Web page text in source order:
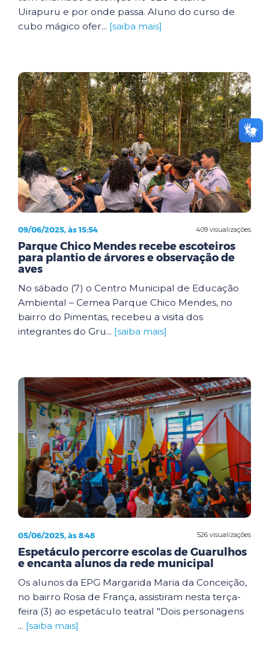
Uirapuru e por onde passa. Aluno do curso de
cubo mágico ofer... [saiba mais]
409 visualizações
09/06/2025, às 15:54
Parque Chico Mendes recebe escoteiros
para plantio de árvores e observação de
aves
No sábado (7) o Centro Municipal de Educação
Ambiental – Cemea Parque Chico Mendes, no
bairro do Pimentas, recebeu a visita dos
integrantes do Gru... [saiba mais]
526 visualizações
05/06/2025, às 8:48
Espetáculo percorre escolas de Guarulhos
e encanta alunos da rede municipal
Os alunos da EPG Margarida Maria da Conceição,
no bairro Rosa de França, assistiram nesta terça-
feira (3) ao espetáculo teatral "Dois personagens
... [saiba mais]